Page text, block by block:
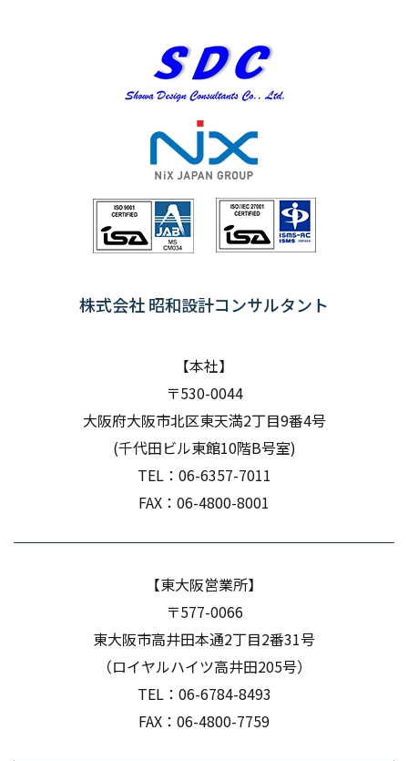
株式会社 昭和設計コンサルタント
【本社】
〒530-0044
大阪府大阪市北区東天満​​​​​​​2丁目9番4号
(千代田ビル東館10階B号室)
TEL： 06-6357-7011
FAX：06-4800-8001
【東大阪営業所】
〒577-0066
東大阪市高井田本通2丁目2番31号
（ロイヤルハイツ高井田205号）
TEL： 06-6784-8493
FAX：06-4800-7759